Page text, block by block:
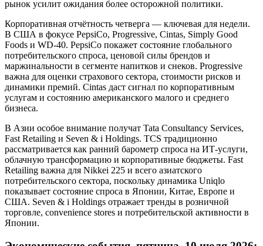
рынок усилит ожидания более осторожной политики.
Корпоративная отчётность четверга — ключевая для недели.
В США в фокусе PepsiCo, Progressive, Cintas, Simply Good
Foods и WD-40. PepsiCo покажет состояние глобального
потребительского спроса, ценовой силы брендов и
маржинальности в сегменте напитков и снеков. Progressive
важна для оценки страхового сектора, стоимости рисков и
динамики премий. Cintas даст сигнал по корпоративным
услугам и состоянию американского малого и среднего
бизнеса.
В Азии особое внимание получат Tata Consultancy Services,
Fast Retailing и Seven & i Holdings. TCS традиционно
рассматривается как ранний барометр спроса на ИТ-услуги,
облачную трансформацию и корпоративные бюджеты. Fast
Retailing важна для Nikkei 225 и всего азиатского
потребительского сектора, поскольку динамика Uniqlo
показывает состояние спроса в Японии, Китае, Европе и
США. Seven & i Holdings отражает тренды в розничной
торговле, convenience stores и потребительской активности в
Японии.